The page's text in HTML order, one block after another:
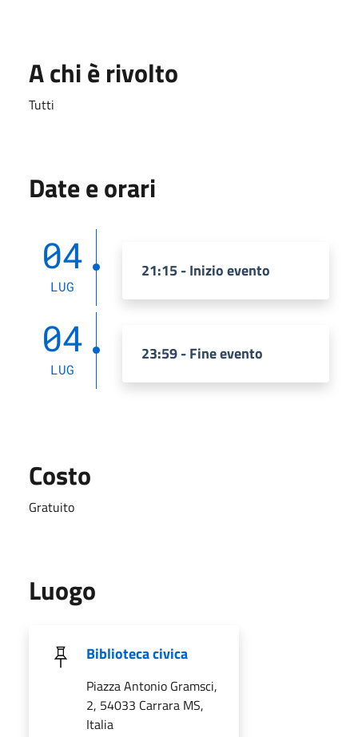
A chi è rivolto
Tutti
Date e orari
04
LUG
21:15 - Inizio evento
04
LUG
23:59 - Fine evento
Costo
Gratuito
Luogo
Biblioteca civica
Piazza Antonio Gramsci,
2, 54033 Carrara MS,
Italia